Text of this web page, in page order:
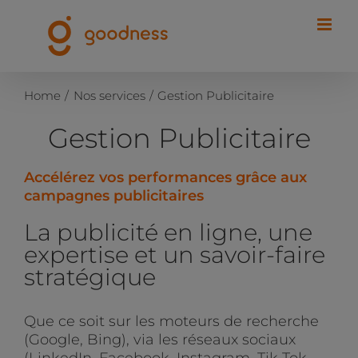
contenu
Home Nos services Gestion Publicitaire
Gestion Publicitaire
Accélérez vos performances grâce aux
campagnes publicitaires
La publicité en ligne, une
expertise et un savoir-faire
stratégique
Que ce soit sur les moteurs de recherche
(Google, Bing), via les réseaux sociaux